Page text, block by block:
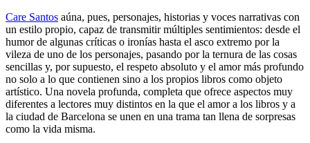
Care Santos aúna, pues, personajes, historias y voces narrativas con
un estilo propio, capaz de transmitir múltiples sentimientos: desde el
humor de algunas críticas o ironías hasta el asco extremo por la
vileza de uno de los personajes, pasando por la ternura de las cosas
sencillas y, por supuesto, el respeto absoluto y el amor más profundo
no solo a lo que contienen sino a los propios libros como objeto
artístico. Una novela profunda, completa que ofrece aspectos muy
diferentes a lectores muy distintos en la que el amor a los libros y a
la ciudad de Barcelona se unen en una trama tan llena de sorpresas
como la vida misma.